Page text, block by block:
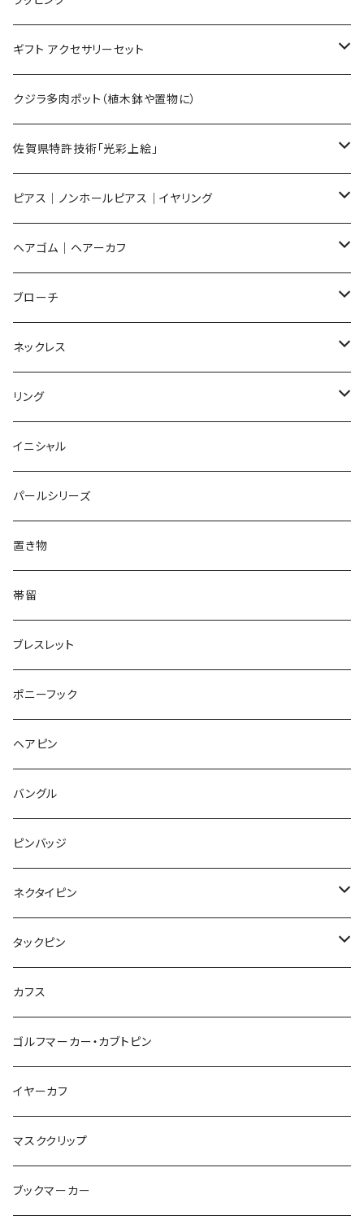
Mサイズ
Sサイズ
ギフト アクセサリーセット
flower
メンズ ギフトセット
クジラ多肉ポット（植木鉢や置物に）
佐賀県特許技術「光彩上絵」
ピアス
イヤリング
ノンホールピアス
ヘアゴム
ブローチ
ネックレス
リング
ピアス｜ノンホールピアス｜イヤリング
ピアス
Flower
Dot
Square
てんとう虫
pattern
こいのぼり
マーブル
カメオ
星
鳥
ノンホールピアス
Flower
Dot
Square
Bubble
Animal
マーブル
こいのぼり
てんとう虫
鳥
食品
イヤリング
Flower
Round
鳥
Triangle
食品
ハロウィン
カモフラージュ
square
天使
リボン
ヘアゴム｜ヘアーカフ
Flower
Round
Square
てんとう虫
Animal
うさぎ
パンダ
ハムスター
レッサーパンダ
ブタ
鏡
Pattern
マーメイド
雲
月
惑星
星
唐津土
lip
フルーツ
アイスクリーム
マーブル
音楽
カメオ
ハート
モザイク
ブローチ
Flower
Animal
猫
犬
クジラ
くま
コアラ
羊
牛
カメ
イルカ
カエル
Lips
鏡
Pattern
house
bag
フルーツ
さくらんぼ
レモン
てんとう虫
野菜
雲
月
惑星
星
こいのぼり
カメラ
音楽
バイオリン
カメオ
バルーン
マーメイド
ネックレス
Flower
Animal
てんとう虫
Food
Pattern
ガラス
カメラ
リボン
ラリエット
モザイク
ハート
アルファベット
ハロウィン
紐
鳥
バルーン
マーブル
リング
Flower
Round
てんとう虫
animal
lip
フルーツ
パン
ガラス
リボン
マーブル
鳥
星
アルファベット
ハロウィン
カメオ
2トーン
イニシャル
パールシリーズ
置き物
帯留
ブレスレット
ポニーフック
ヘアピン
バングル
ピンバッジ
ネクタイピン
結び
スクエア
タックピン
結び
カフス
ゴルフマーカー・カブトピン
イヤーカフ
マスククリップ
ブックマーカー